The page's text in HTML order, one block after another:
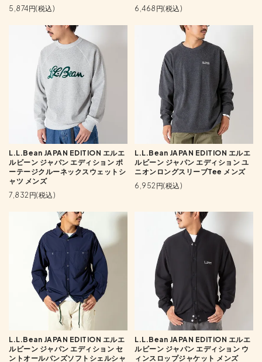
5,874円(税込)
6,468円(税込)
L.L.Bean JAPAN EDITION エルエ
ルビーン ジャパン エディション ポ
ーテージクルーネックスウェットシ
ャツ メンズ
7,832円(税込)
L.L.Bean JAPAN EDITION エルエ
ルビーン ジャパン エディション ユ
ニオンロングスリーブTee メンズ
6,952円(税込)
L.L.Bean JAPAN EDITION エルエ
ルビーン ジャパン エディション セ
ントオールバンズソフトシェルシャ
L.L.Bean JAPAN EDITION エルエ
ルビーン ジャパン エディション ウ
ィンスロップジャケット メンズ